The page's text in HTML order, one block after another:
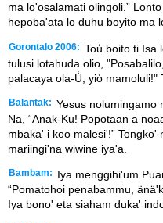
ma lo'osalamati olingoli.”
hepoba'ata lo duhu boyito ma
Gorontalo 2006: Tou̒ boito ti Isa
tulusi lotahuda olio,
palacaya ola-U̒, yio̒ mamoluli!"
Balantak: Yesus nolumingamo
Na, “Anak-Ku! Popotaan a
mbaka' i koo malesi'!”
mariingi'na wiwine iya'a.
Bambam:
Iya menggihi'um
“Pomatohoi penabammu,
Iya bono' eta siaham duka'